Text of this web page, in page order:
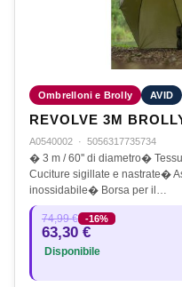
Ombrelloni e Brolly AVID
REVOLVE 3M
A0540002 · 5056317735734
� 3 m / 60'' di diametro�
Cuciture sigillate e nastrate�
inossidabile� Borsa per il…
74,99 € -16%
63,30 €
Disponibile